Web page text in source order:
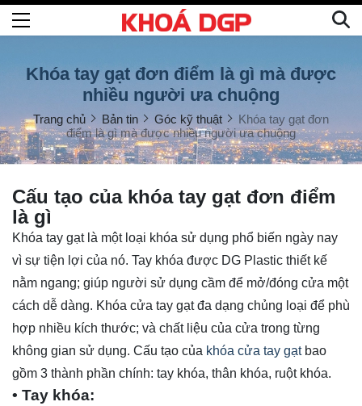
Khóa tay gạt đơn điểm là gì mà được
nhiều người ưa chuộng
Trang chủ Bản tin Góc kỹ thuật
Khóa tay gạt đơn
điểm là gì mà được nhiều người ưa chuộng
Cấu tạo của khóa tay gạt đơn điểm
là gì
Khóa tay gạt là một loại khóa sử dụng phổ biến ngày nay
vì sự tiện lợi của nó. Tay khóa được DG Plastic thiết kế
nằm ngang; giúp người sử dụng cầm để mở/đóng cửa một
cách dễ dàng. Khóa cửa tay gạt đa dạng chủng loại để phù
hợp nhiều kích thước; và chất liệu của cửa trong từng
không gian sử dụng. Cấu tạo của khóa cửa tay gạtbao
gồm 3 thành phần chính: tay khóa, thân khóa, ruột khóa.
• Tay khóa: